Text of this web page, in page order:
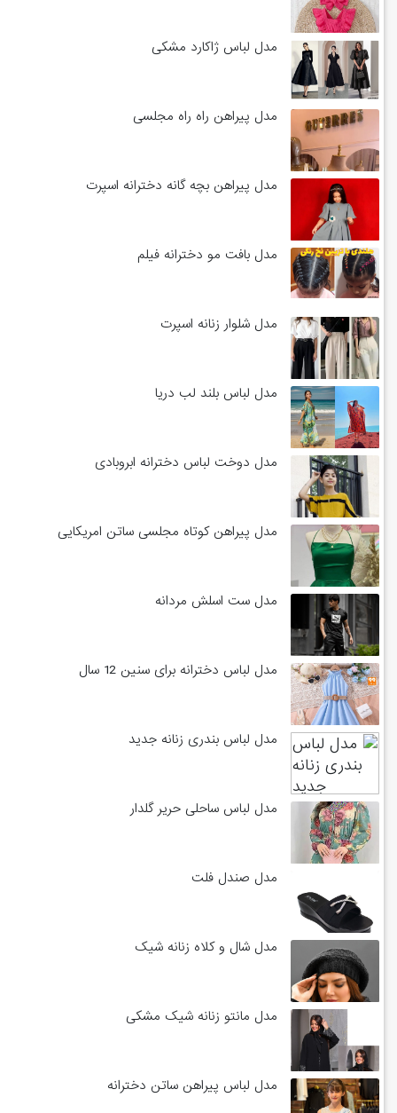
مدل لباس ژاکارد مشکی
مدل پیراهن راه راه مجلسی
مدل پیراهن بچه گانه دخترانه اسپرت
مدل بافت مو دخترانه فیلم
مدل شلوار زنانه اسپرت
مدل لباس بلند لب دریا
مدل دوخت لباس دخترانه ابروبادی
مدل پیراهن کوتاه مجلسی ساتن امریکایی
مدل ست اسلش مردانه
مدل لباس دخترانه برای سنین 12 سال
مدل لباس بندری زنانه جدید
مدل لباس ساحلی حریر گلدار
مدل صندل فلت
مدل شال و کلاه زنانه شیک
مدل مانتو زنانه شیک مشکی
مدل لباس پیراهن ساتن دخترانه